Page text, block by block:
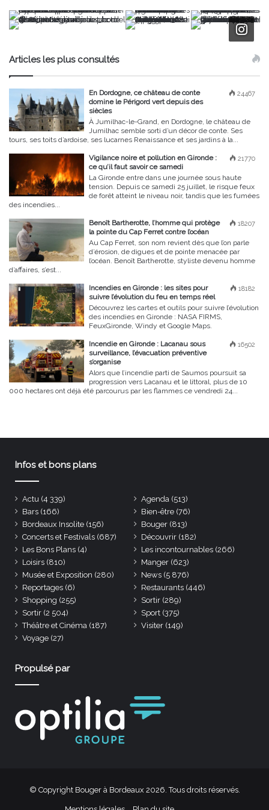
Articles les plus consultés
24467
En Dordogne, ce château de conte
domine le Périgord vert depuis des
siècles
À Jumilhac-le-Grand, en Dordogne, le château de
Jumilhac semble sorti d’un décor de conte. Ses
tours, ses toits d’ardoise, ses lucarnes Renaissance et ses jardins à la...
21770
Vigilance noire et pollution en Gironde :
ce qu’il faut savoir ce samedi
La Gironde entre dans une journée sous haute
tension. Depuis ce samedi 25 juillet, le risque feux
de forêt atteint le niveau noir, tandis que les fumées
des incendies...
18207
Benoît Bartherotte, l’homme qui protège
la pointe du Cap Ferret contre l’océan
Au Cap Ferret, son nom revient dès que l’on parle
d’érosion, de digues et de pointe menacée par
l’océan. Benoît Bartherotte, styliste devenu homme
d’affaires, s’est...
18182
Incendies en Gironde : les sites pour
suivre l’évolution du feu en temps réel
Découvrez les cartes et outils pour suivre l’évolution
des incendies en Gironde : NASA FIRMS,
FeuxGironde, Windy et Google Maps.
16502
Incendie en Gironde : Lacanau sous
surveillance, l’évacuation préventive
s’organise
Alors que l’incendie parti de Saumos poursuit sa
progression vers Lacanau et le littoral, plus de 10
000 hectares ont déjà été parcourus par les flammes ce vendredi 24...
Infos et bons plans
Actu (4 339) Agenda (513)
Bars (166) Bien-être (76)
Bordeaux Insolite (156) Bouger (813)
Concerts et Festivals (687) Découvrir (182)
Les Bons Plans (4) Les incontournables (266)
Loisirs (810) Manger (623)
Musée et Exposition (280) News (5 876)
Reportages (6) Restaurants (446)
Shopping (255) Sortir (289)
Sortir (2 504) Sport (375)
Théâtre et Cinéma (187) Visiter (149)
Voyage (27)
Propulsé par
© Copyright Bouger à Bordeaux 2026. Tous droits réservés.